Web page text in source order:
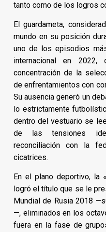
tanto como de los logros
El guardameta,
mundo en su posición
uno de los episodios
internacional en
concentración de la
de enfrentamientos con
Su ausencia generó un
lo estrictamente
dentro del vestuario se
de las tensiones
reconciliación con la
cicatrices.
En el plano deportivo, la
logró el título que se le
Mundial de Rusia 2018
—, eliminados en los
fuera en la fase de